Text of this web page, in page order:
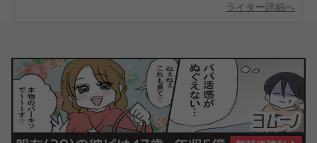
ライター詳細へ